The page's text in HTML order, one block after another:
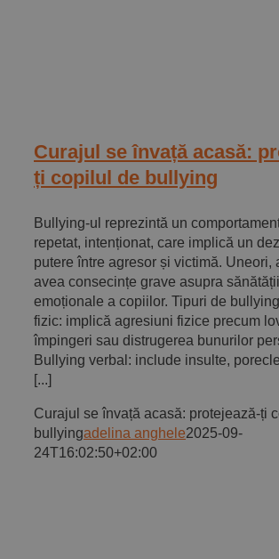
Curajul se învață acasă:
ți copilul de bullying
Bullying-ul reprezintă un
repetat, intenționat, care implică un
putere între agresor și victimă. Uneori,
avea consecințe grave asupra
emoționale a copiilor. Tipuri de
fizic: implică agresiuni fizice precum
împingeri sau distrugerea bunurilor
Bullying verbal: include insulte,
[...]
Curajul se învață acasă: protejează-ți
bullyingadelina anghele2025-09-
24T16:02:50+02:00